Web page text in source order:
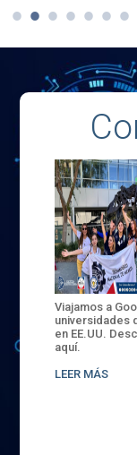
Viajamos a
universidades
en EE.UU.
aquí.
LEER MÁS